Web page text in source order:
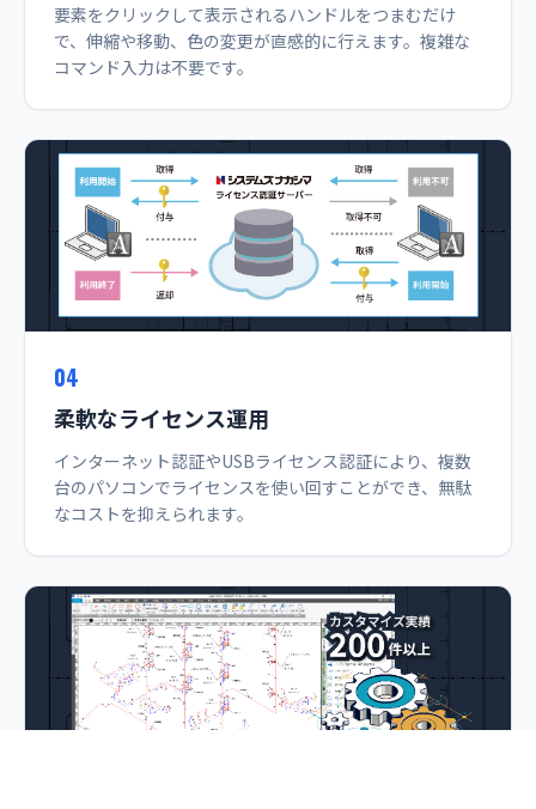
要素をクリックして表示されるハンドルをつまむだけ
で、伸縮や移動、色の変更が直感的に行えます。複雑な
コマンド入力は不要です。
04
柔軟なライセンス運用
インターネット認証やUSBライセンス認証により、複数
台のパソコンでライセンスを使い回すことができ、無駄
なコストを抑えられます。